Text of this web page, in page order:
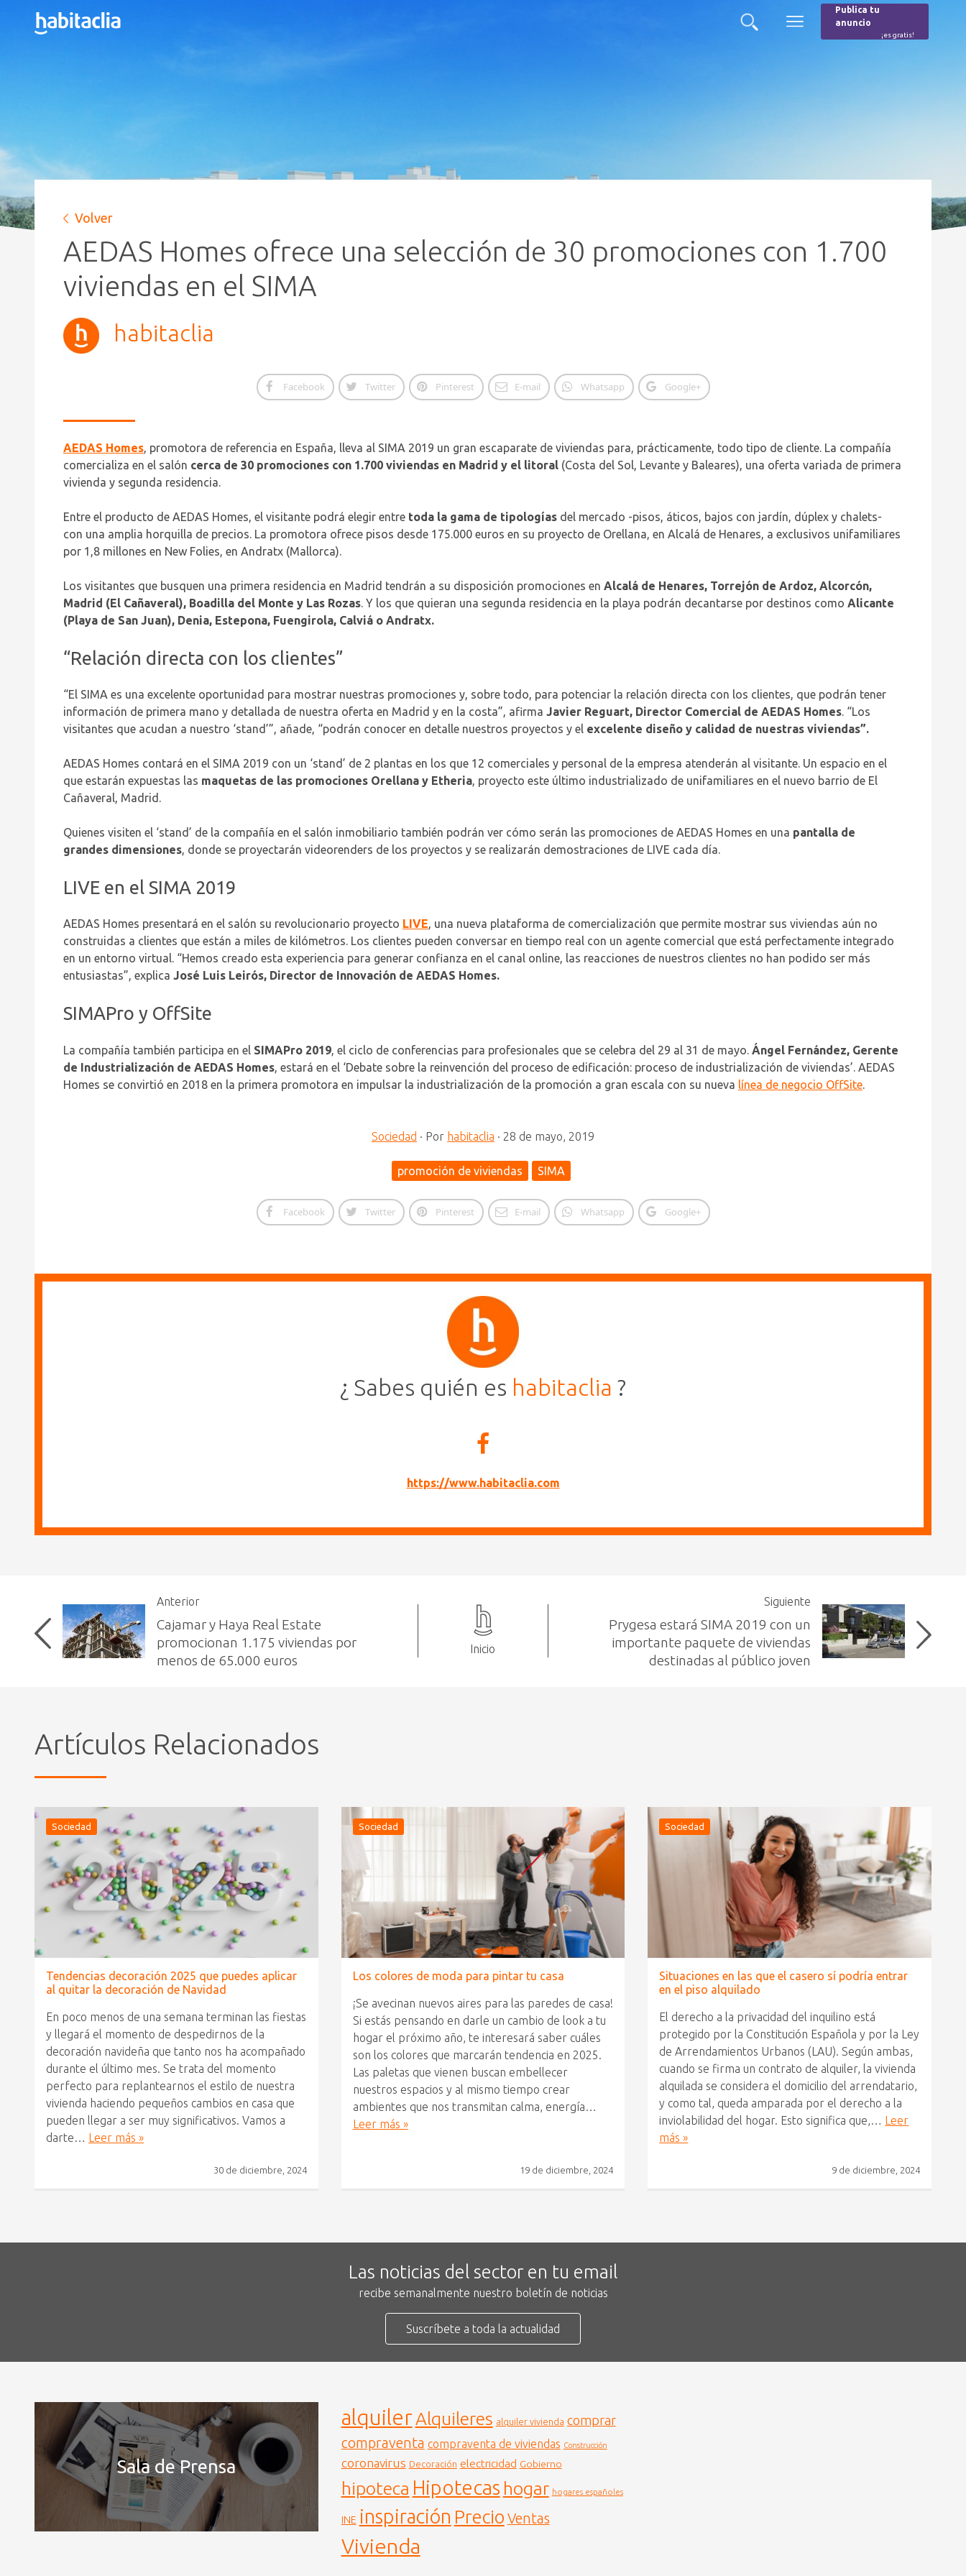
Buscar
Menú
Publica tu
anuncio
¡es gratis!
Volver
AEDAS Homes ofrece una selección de 30 promociones con 1.700
viviendas en el SIMA
habitaclia
Facebook Twitter Pinterest E-mail Whatsapp Google+
AEDAS Homes, promotora de referencia en España, lleva al SIMA 2019 un gran escaparate de viviendas para, prácticamente, todo tipo de cliente. La compañía
comercializa en el salón cerca de 30 promociones con 1.700 viviendas en Madrid y el litoral (Costa del Sol, Levante y Baleares), una oferta variada de primera
vivienda y segunda residencia.
Entre el producto de AEDAS Homes, el visitante podrá elegir entre toda la gama de tipologías del mercado -pisos, áticos, bajos con jardín, dúplex y chalets-
con una amplia horquilla de precios. La promotora ofrece pisos desde 175.000 euros en su proyecto de Orellana, en Alcalá de Henares, a exclusivos unifamiliares
por 1,8 millones en New Folies, en Andratx (Mallorca).
Los visitantes que busquen una primera residencia en Madrid tendrán a su disposición promociones en Alcalá de Henares, Torrejón de Ardoz, Alcorcón,
Madrid (El Cañaveral), Boadilla del Monte y Las Rozas. Y los que quieran una segunda residencia en la playa podrán decantarse por destinos como Alicante
(Playa de San Juan), Denia, Estepona, Fuengirola, Calviá o Andratx.
“Relación directa con los clientes”
“El SIMA es una excelente oportunidad para mostrar nuestras promociones y, sobre todo, para potenciar la relación directa con los clientes, que podrán tener
información de primera mano y detallada de nuestra oferta en Madrid y en la costa”, afirma Javier Reguart, Director Comercial de AEDAS Homes. “Los
visitantes que acudan a nuestro ‘stand’”, añade, “podrán conocer en detalle nuestros proyectos y el excelente diseño y calidad de nuestras viviendas”.
AEDAS Homes contará en el SIMA 2019 con un ‘stand’ de 2 plantas en los que 12 comerciales y personal de la empresa atenderán al visitante. Un espacio en el
que estarán expuestas las maquetas de las promociones Orellana y Etheria, proyecto este último industrializado de unifamiliares en el nuevo barrio de El
Cañaveral, Madrid.
Quienes visiten el ‘stand’ de la compañía en el salón inmobiliario también podrán ver cómo serán las promociones de AEDAS Homes en una pantalla de
grandes dimensiones, donde se proyectarán videorenders de los proyectos y se realizarán demostraciones de LIVE cada día.
LIVE en el SIMA 2019
AEDAS Homes presentará en el salón su revolucionario proyecto LIVE, una nueva plataforma de comercialización que permite mostrar sus viviendas aún no
construidas a clientes que están a miles de kilómetros. Los clientes pueden conversar en tiempo real con un agente comercial que está perfectamente integrado
en un entorno virtual. “Hemos creado esta experiencia para generar confianza en el canal online, las reacciones de nuestros clientes no han podido ser más
entusiastas”, explica José Luis Leirós, Director de Innovación de AEDAS Homes.
SIMAPro y OffSite
La compañía también participa en el SIMAPro 2019, el ciclo de conferencias para profesionales que se celebra del 29 al 31 de mayo. Ángel Fernández, Gerente
de Industrialización de AEDAS Homes, estará en el ‘Debate sobre la reinvención del proceso de edificación: proceso de industrialización de viviendas’. AEDAS
Homes se convirtió en 2018 en la primera promotora en impulsar la industrialización de la promoción a gran escala con su nueva línea de negocio OffSite.
Sociedad · Por habitaclia · 28 de mayo, 2019
promoción de viviendas SIMA
Facebook Twitter Pinterest E-mail Whatsapp Google+
¿ Sabes quién es habitaclia ?
https://www.habitaclia.com
Anterior
Cajamar y Haya Real Estate
promocionan 1.175 viviendas por
menos de 65.000 euros
Inicio
Siguiente
Prygesa estará SIMA 2019 con un
importante paquete de viviendas
destinadas al público joven
Artículos Relacionados
Sociedad
Tendencias decoración 2025 que puedes aplicar
al quitar la decoración de Navidad
En poco menos de una semana terminan las fiestas
y llegará el momento de despedirnos de la
decoración navideña que tanto nos ha acompañado
durante el último mes. Se trata del momento
perfecto para replantearnos el estilo de nuestra
vivienda haciendo pequeños cambios en casa que
pueden llegar a ser muy significativos. Vamos a
darte… Leer más »
30 de diciembre, 2024
Sociedad
Los colores de moda para pintar tu casa
¡Se avecinan nuevos aires para las paredes de casa!
Si estás pensando en darle un cambio de look a tu
hogar el próximo año, te interesará saber cuáles
son los colores que marcarán tendencia en 2025.
Las paletas que vienen buscan embellecer
nuestros espacios y al mismo tiempo crear
ambientes que nos transmitan calma, energía…
Leer más »
19 de diciembre, 2024
Sociedad
Situaciones en las que el casero sí podría entrar
en el piso alquilado
El derecho a la privacidad del inquilino está
protegido por la Constitución Española y por la Ley
de Arrendamientos Urbanos (LAU). Según ambas,
cuando se firma un contrato de alquiler, la vivienda
alquilada se considera el domicilio del arrendatario,
y como tal, queda amparada por el derecho a la
inviolabilidad del hogar. Esto significa que,… Leer
más »
9 de diciembre, 2024
Las noticias del sector en tu email
recibe semanalmente nuestro boletín de noticias
Suscríbete a toda la actualidad
Sala de Prensa
alquilerAlquileres alquiler vivienda comprar
compraventa compraventa de viviendas Construcción
coronavirus Decoración electricidad Gobierno
hipoteca Hipotecas hogar hogares españoles
INE inspiración Precio Ventas
Vivienda